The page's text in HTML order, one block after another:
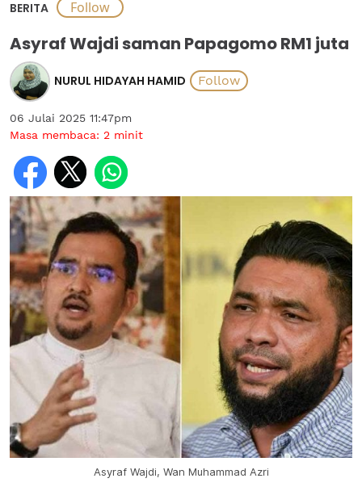
BERITA
Asyraf Wajdi saman Papagomo RM1 juta
NURUL HIDAYAH HAMID
06 Julai 2025 11:47pm
Masa membaca: 2 minit
Asyraf Wajdi, Wan Muhammad Azri